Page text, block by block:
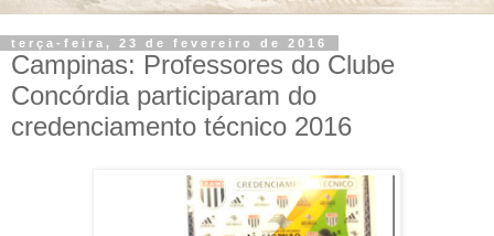
terça-feira, 23 de fevereiro de 2016
Campinas: Professores do Clube
Concórdia participaram do
credenciamento técnico 2016